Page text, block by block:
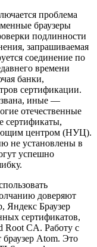
проблема
браузеры
подлинности
запрашиваемая
соединение по
времени
банки,
сертификации.
иные —
отечественные
сертификаты,
центром (НУЦ).
не установлены в
успешно
доверяют
Яндекс Браузер
сертификатов,
Root CA. Работу с
Atom. Это